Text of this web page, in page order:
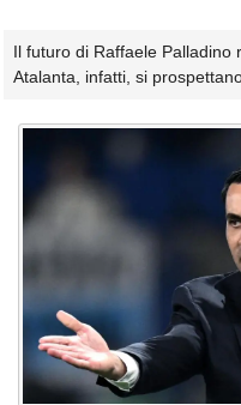
Il futuro di Raffaele
Atalanta, infatti, si